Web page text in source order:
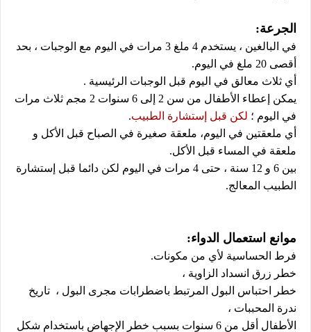
الجرعة:
في البالغين ، يستخدم 4 ملغ 3 مرات في اليوم مع الوجبات ، بحد
أقصى 20 ملغ في اليوم.
أي ثلاث معالق في اليوم قبل الوجبات الرئيسية .
يمكن إعطاء الأطفال من سن 2 إلى 6 سنوات 2 مجم ثلاث مرات
في اليوم ؛ لكن قبل إستشارة الطبيب.
أي ملعقتين في اليوم، ملعقة صغيرة في الصباح قبل الأكل و
ملعقة في المساء قبل الأكل.
بين 6 و 12 سنة ، حتى 4 مرات في اليوم لكن دائما قبل إستشارة
الطبيب المعالج.
موانع استعمال الدواء:
فرط الحساسية لأي من مكونات.
خطر زرق انسداد الزاوية ،
خطر احتباس البول المرتبط باضطرابات مجرى البول ، تاريخ
ندرة المحببات ،
الأطفال أقل من 6 سنوات بسبب خطر الإجهاض باستخدام شكل